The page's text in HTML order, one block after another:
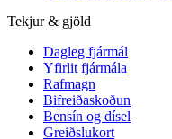
Tekjur & gjöld
Dagleg fjármál
Yfirlit fjármála
Rafmagn
Bifreiðaskoðun
Bensín og dísel
Greiðslukort